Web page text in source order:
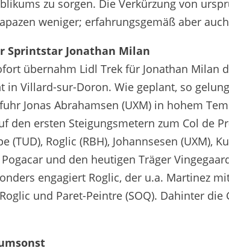
zu sorgen. Die Verkürzung von
weniger; erfahrungsgemäß aber
Sprintstar Jonathan Milan
übernahm Lidl Trek für Jonathan Milan
in Villard-sur-Doron. Wie geplant, so
Jonas Abrahamsen (UXM) in hohem
den ersten Steigungsmetern zum Col de
Roglic (RBH), Johannsesen (UXM),
und den heutigen Träger
engagiert Roglic, der u.a. Martinez
und Paret-Peintre (SOQ). Dahinter